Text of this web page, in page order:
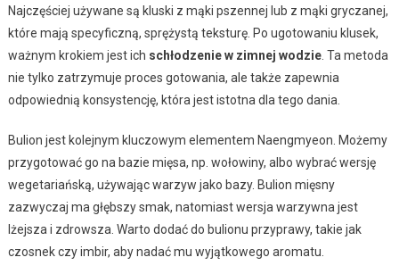
Najczęściej używane są kluski z mąki pszennej lub z mąki gryczanej,
które mają specyficzną, sprężystą teksturę. Po ugotowaniu klusek,
ważnym krokiem jest ich schłodzenie w zimnej wodzie. Ta metoda
nie tylko zatrzymuje proces gotowania, ale także zapewnia
odpowiednią konsystencję, która jest istotna dla tego dania.
Bulion jest kolejnym kluczowym elementem Naengmyeon. Możemy
przygotować go na bazie mięsa, np. wołowiny, albo wybrać wersję
wegetariańską, używając warzyw jako bazy. Bulion mięsny
zazwyczaj ma głębszy smak, natomiast wersja warzywna jest
lżejsza i zdrowsza. Warto dodać do bulionu przyprawy, takie jak
czosnek czy imbir, aby nadać mu wyjątkowego aromatu.